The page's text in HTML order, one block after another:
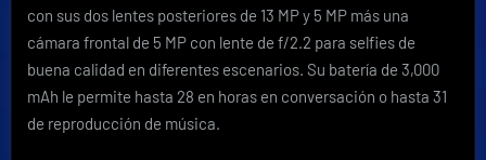
con sus dos lentes posteriores de 13 MP y 5 MP más una
cámara frontal de 5 MP con lente de f/2.2 para selfies de
buena calidad en diferentes escenarios. Su batería de 3,000
mAh le permite hasta 28 en horas en conversación o hasta 31
de reproducción de música.